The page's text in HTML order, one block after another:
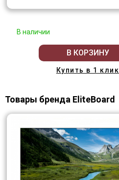
В наличии
В КОРЗИНУ
Купить в 1 клик
Товары бренда EliteBoard